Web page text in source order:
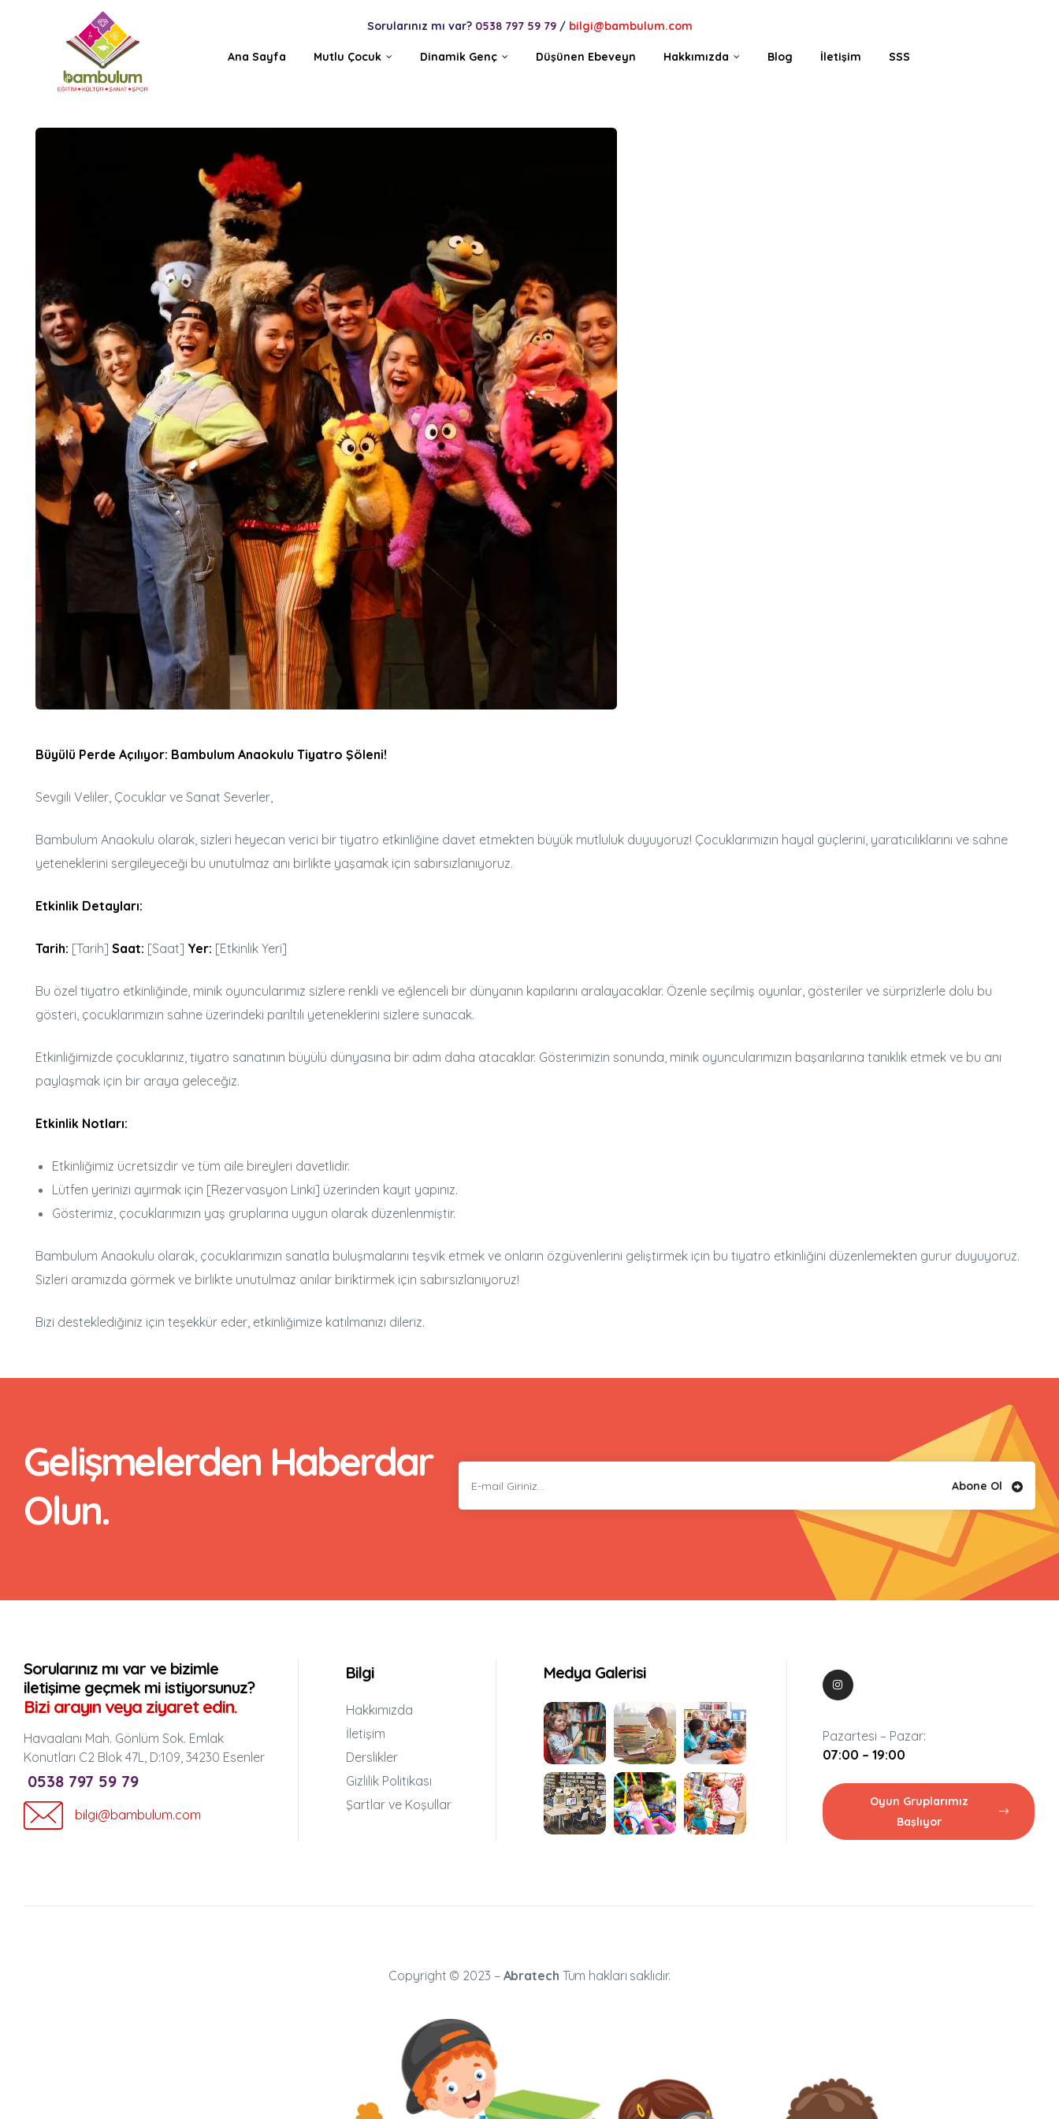
Sorularınız mı var? 0538 797 59 79/ bilgi@bambulum.com
Ana Sayfa Mutlu Çocuk Dinamik Genç Düşünen Ebeveyn Hakkımızda Blog İletişim SSS
Büyülü Perde Açılıyor: Bambulum Anaokulu Tiyatro Şöleni!
Sevgili Veliler, Çocuklar ve Sanat Severler,
Bambulum Anaokulu olarak, sizleri heyecan verici bir tiyatro etkinliğine davet etmekten büyük mutluluk duyuyoruz! Çocuklarımızın hayal güçlerini, yaratıcılıklarını ve sahne
yeteneklerini sergileyeceği bu unutulmaz anı birlikte yaşamak için sabırsızlanıyoruz.
Etkinlik Detayları:
Tarih: [Tarih] Saat: [Saat] Yer: [Etkinlik Yeri]
Bu özel tiyatro etkinliğinde, minik oyuncularımız sizlere renkli ve eğlenceli bir dünyanın kapılarını aralayacaklar. Özenle seçilmiş oyunlar, gösteriler ve sürprizlerle dolu bu
gösteri, çocuklarımızın sahne üzerindeki parıltılı yeteneklerini sizlere sunacak.
Etkinliğimizde çocuklarınız, tiyatro sanatının büyülü dünyasına bir adım daha atacaklar. Gösterimizin sonunda, minik oyuncularımızın başarılarına tanıklık etmek ve bu anı
paylaşmak için bir araya geleceğiz.
Etkinlik Notları:
Etkinliğimiz ücretsizdir ve tüm aile bireyleri davetlidir.
Lütfen yerinizi ayırmak için [Rezervasyon Linki] üzerinden kayıt yapınız.
Gösterimiz, çocuklarımızın yaş gruplarına uygun olarak düzenlenmiştir.
Bambulum Anaokulu olarak, çocuklarımızın sanatla buluşmalarını teşvik etmek ve onların özgüvenlerini geliştirmek için bu tiyatro etkinliğini düzenlemekten gurur duyuyoruz.
Sizleri aramızda görmek ve birlikte unutulmaz anılar biriktirmek için sabırsızlanıyoruz!
Bizi desteklediğiniz için teşekkür eder, etkinliğimize katılmanızı dileriz.
Gelişmelerden Haberdar
Olun.
Abone Ol
Sorularınız mı var ve bizimle
iletişime geçmek mi istiyorsunuz?
Bizi arayın veya ziyaret edin.
Havaalanı Mah. Gönlüm Sok. Emlak
Konutları C2 Blok 47L, D:109, 34230 Esenler
0538 797 59 79
bilgi@bambulum.com
Bilgi
Hakkımızda
İletişim
Derslikler
Gizlilik Politikası
Şartlar ve Koşullar
Medya Galerisi
Pazartesi – Pazar:
07:00 – 19:00
Oyun Gruplarımız
Başlıyor
Copyright © 2023 – Abratech Tüm hakları saklıdır.